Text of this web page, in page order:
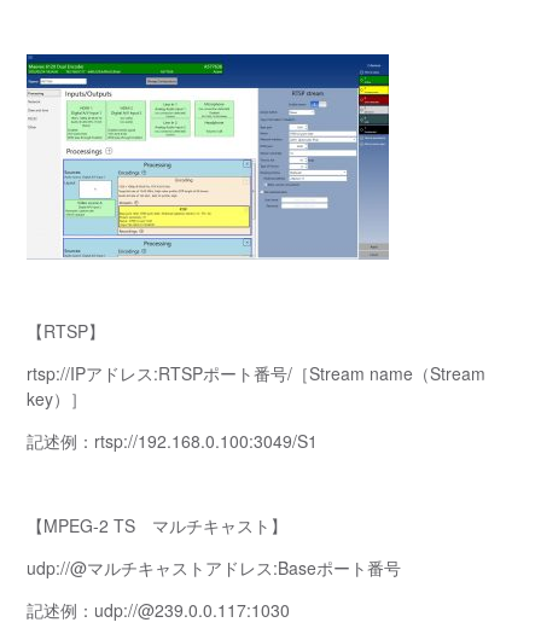
【RTSP】
rtsp://IPアドレス:RTSPポート番号/［Stream name（Stream
key）］
記述例：rtsp://192.168.0.100:3049/S1
【MPEG-2 TS マルチキャスト】
udp://@マルチキャストアドレス:Baseポート番号
記述例：udp://@239.0.0.117:1030